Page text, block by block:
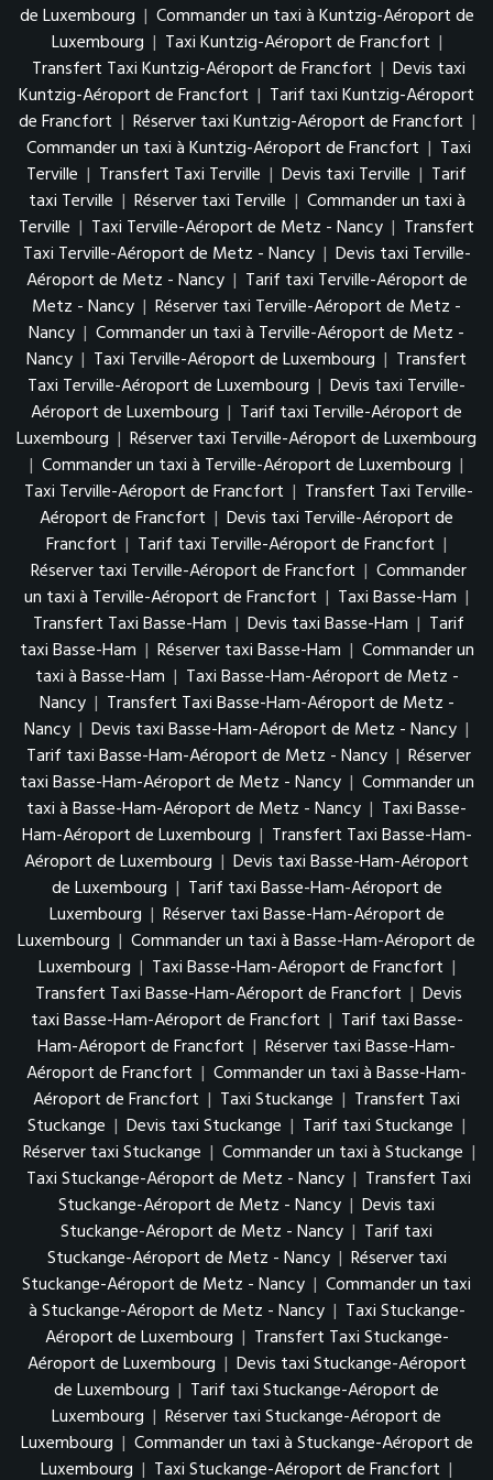
de Luxembourg | Commander un taxi à Kuntzig-Aéroport de
Luxembourg | Taxi Kuntzig-Aéroport de Francfort |
Transfert Taxi Kuntzig-Aéroport de Francfort | Devis taxi
Kuntzig-Aéroport de Francfort | Tarif taxi Kuntzig-Aéroport
de Francfort | Réserver taxi Kuntzig-Aéroport de Francfort |
Commander un taxi à Kuntzig-Aéroport de Francfort | Taxi
Terville | Transfert Taxi Terville | Devis taxi Terville | Tarif
taxi Terville | Réserver taxi Terville | Commander un taxi à
Terville | Taxi Terville-Aéroport de Metz - Nancy | Transfert
Taxi Terville-Aéroport de Metz - Nancy | Devis taxi Terville-
Aéroport de Metz - Nancy | Tarif taxi Terville-Aéroport de
Metz - Nancy | Réserver taxi Terville-Aéroport de Metz -
Nancy | Commander un taxi à Terville-Aéroport de Metz -
Nancy | Taxi Terville-Aéroport de Luxembourg | Transfert
Taxi Terville-Aéroport de Luxembourg | Devis taxi Terville-
Aéroport de Luxembourg | Tarif taxi Terville-Aéroport de
Luxembourg | Réserver taxi Terville-Aéroport de Luxembourg
| Commander un taxi à Terville-Aéroport de Luxembourg |
Taxi Terville-Aéroport de Francfort | Transfert Taxi Terville-
Aéroport de Francfort | Devis taxi Terville-Aéroport de
Francfort | Tarif taxi Terville-Aéroport de Francfort |
Réserver taxi Terville-Aéroport de Francfort | Commander
un taxi à Terville-Aéroport de Francfort | Taxi Basse-Ham |
Transfert Taxi Basse-Ham | Devis taxi Basse-Ham | Tarif
taxi Basse-Ham | Réserver taxi Basse-Ham | Commander un
taxi à Basse-Ham | Taxi Basse-Ham-Aéroport de Metz -
Nancy | Transfert Taxi Basse-Ham-Aéroport de Metz -
Nancy | Devis taxi Basse-Ham-Aéroport de Metz - Nancy |
Tarif taxi Basse-Ham-Aéroport de Metz - Nancy | Réserver
taxi Basse-Ham-Aéroport de Metz - Nancy | Commander un
taxi à Basse-Ham-Aéroport de Metz - Nancy | Taxi Basse-
Ham-Aéroport de Luxembourg | Transfert Taxi Basse-Ham-
Aéroport de Luxembourg | Devis taxi Basse-Ham-Aéroport
de Luxembourg | Tarif taxi Basse-Ham-Aéroport de
Luxembourg | Réserver taxi Basse-Ham-Aéroport de
Luxembourg | Commander un taxi à Basse-Ham-Aéroport de
Luxembourg | Taxi Basse-Ham-Aéroport de Francfort |
Transfert Taxi Basse-Ham-Aéroport de Francfort | Devis
taxi Basse-Ham-Aéroport de Francfort | Tarif taxi Basse-
Ham-Aéroport de Francfort | Réserver taxi Basse-Ham-
Aéroport de Francfort | Commander un taxi à Basse-Ham-
Aéroport de Francfort | Taxi Stuckange | Transfert Taxi
Stuckange | Devis taxi Stuckange | Tarif taxi Stuckange |
Réserver taxi Stuckange | Commander un taxi à Stuckange |
Taxi Stuckange-Aéroport de Metz - Nancy | Transfert Taxi
Stuckange-Aéroport de Metz - Nancy | Devis taxi
Stuckange-Aéroport de Metz - Nancy | Tarif taxi
Stuckange-Aéroport de Metz - Nancy | Réserver taxi
Stuckange-Aéroport de Metz - Nancy | Commander un taxi
à Stuckange-Aéroport de Metz - Nancy | Taxi Stuckange-
Aéroport de Luxembourg | Transfert Taxi Stuckange-
Aéroport de Luxembourg | Devis taxi Stuckange-Aéroport
de Luxembourg | Tarif taxi Stuckange-Aéroport de
Luxembourg | Réserver taxi Stuckange-Aéroport de
Luxembourg | Commander un taxi à Stuckange-Aéroport de
Luxembourg | Taxi Stuckange-Aéroport de Francfort |